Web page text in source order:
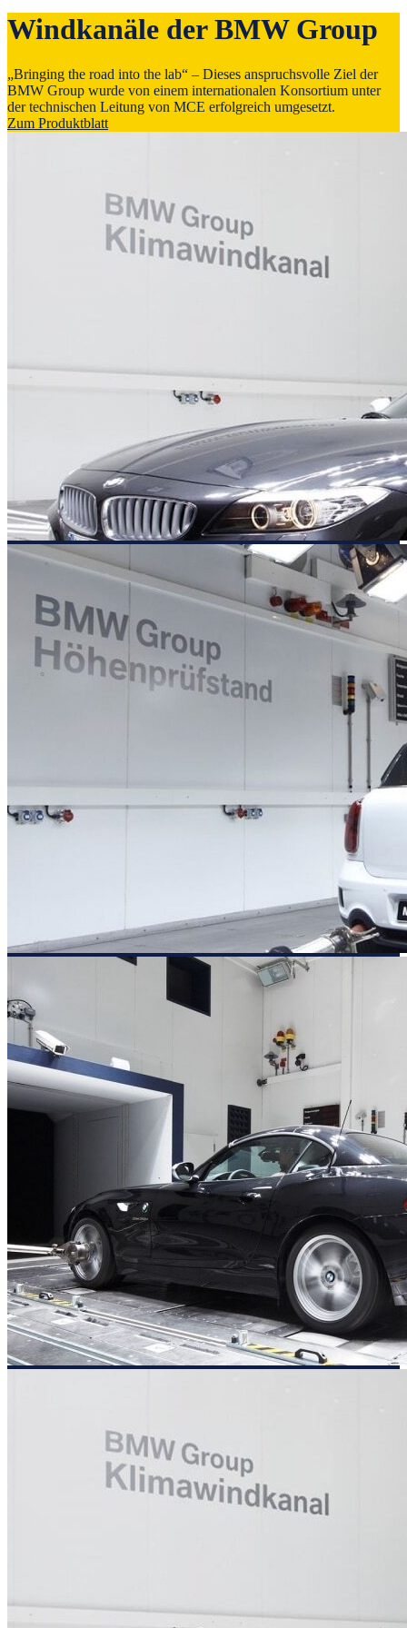
Windkanäle der BMW Group
„Bringing the road into the lab“ – Dieses anspruchsvolle Ziel der
BMW Group wurde von einem internationalen Konsortium unter
der technischen Leitung von MCE erfolgreich umgesetzt.
Zum Produktblatt